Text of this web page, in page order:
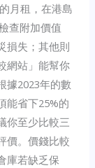
月租，在港島
查附加價值
損失；其他則
網站」能幫你
據2023年的數
能省下25%的
你至少比較三
價。價錢比較
庫若缺乏保